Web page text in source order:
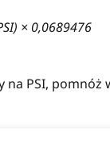
× 0,0689476
na PSI, pomnóż